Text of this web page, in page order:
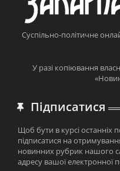
Суспільно-політичне
У разі копіювання
Підписатися
Щоб бути в курсі останніх
підписатися на
новинних рубрик нашого
адресу вашої